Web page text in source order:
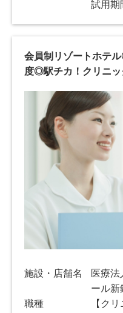
試用期
会員制リゾートホテ
度◎駅チカ！クリニッ
施設・店舗名
医療
ール新
職種
【ク